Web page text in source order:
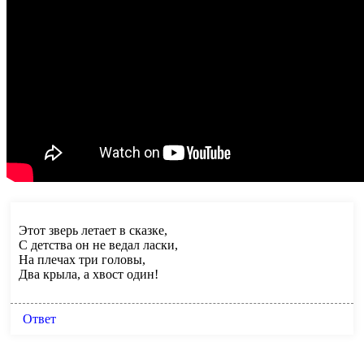
Этот зверь летает в сказке,
С детства он не ведал ласки,
На плечах три головы,
Два крыла, а хвост один!
Ответ